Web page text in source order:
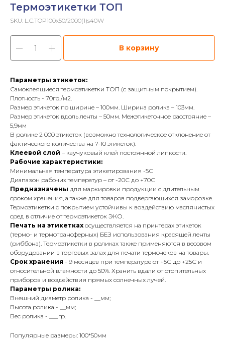
Термоэтикетки ТОП
SKU: L.C.TOP100x50/2000(1)s40W
В корзину
Параметры этикеток:
Самоклеящиеся термоэтикетки ТОП (с защитным покрытием).
Плотность - 70гр./м2.
Размер этикеток по ширине – 100мм. Ширина ролика – 103мм.
Размер этикеток вдоль ленты – 50мм. Межэтикеточное расстояние –
5,9мм
В ролике 2 000 этикеток (возможно технологическое отклонение от
фактического количества на 7-10 этикеток).
Клеевой слой – каучуковый клей постоянной липкости.
Рабочие характеристики:
Минимальная температура этикетирования -5С
Диапазон рабочих температур – от -20С до +70С
Предназначены для маркировки продукции с длительным
сроком хранения, а также для товаров подвергающихся заморозке.
Термоэтикетки с покрытием устойчивы к воздействию маслянистых
сред в отличие от термоэтикеток ЭКО.
Печать на этикеткахосуществляется на принтерах этикеток
(термо- и термотрансферных) БЕЗ использования красящей ленты
(риббона). Термоэтикетки в роликах также применяются в весовом
оборудовании в торговых залах для печати термочеков на товары.
Срок хранения - 9 месяцев при температуре от +5С до +25С и
относительной влажности до 50%. Хранить вдали от отопительных
приборов и воздействия прямых солнечных лучей.
Параметры ролика:
Внешний диаметр ролика - __мм;
Высота ролика - __мм;
Вес ролика - ___гр.
Популярные размеры: 100*50мм